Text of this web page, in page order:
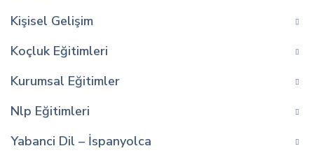
Kişisel Gelişim
Koçluk Eğitimleri
Kurumsal Eğitimler
Nlp Eğitimleri
Yabanci Dil – İspanyolca